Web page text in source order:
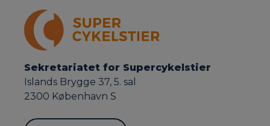
Sekretariatet for Supercykelstier
Islands Brygge 37, 5. sal
2300 København S